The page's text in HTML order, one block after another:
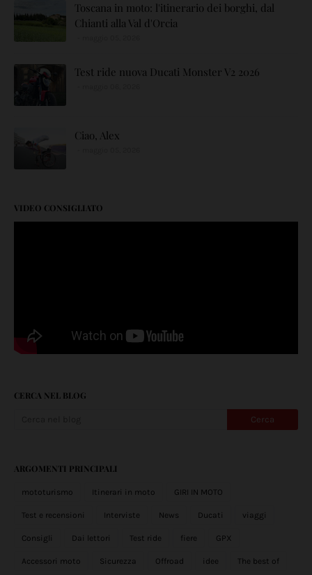
Toscana in moto: l'itinerario dei borghi, dal
Chianti alla Val d'Orcia
Test ride nuova Ducati Monster V2 2026
Ciao, Alex
VIDEO CONSIGLIATO
CERCA NEL BLOG
ARGOMENTI PRINCIPALI
mototurismo Itinerari in moto GIRI IN MOTO
Test e recensioni Interviste News Ducati viaggi
Consigli Dai lettori Test ride fiere GPX
Accessori moto Sicurezza Offroad idee The best of